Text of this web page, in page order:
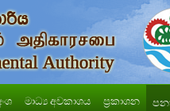
මාධ්‍ය අවකාශය ප්‍රකාශන